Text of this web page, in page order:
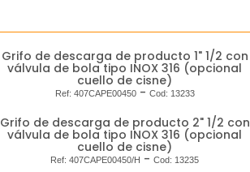
Grifo de descarga de producto 1" 1/2 con
válvula de bola tipo INOX 316 (opcional
cuello de cisne)
Ref: 407CAPE00450- Cod: 13233
Grifo de descarga de producto 2" 1/2 con
válvula de bola tipo INOX 316 (opcional
cuello de cisne)
Ref:407CAPE00450/H -Cod: 13235